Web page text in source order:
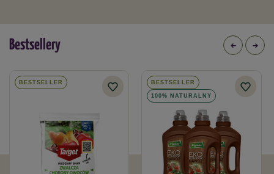
Bestsellery
BESTSELLER BESTSELLER
100% NATURALNY